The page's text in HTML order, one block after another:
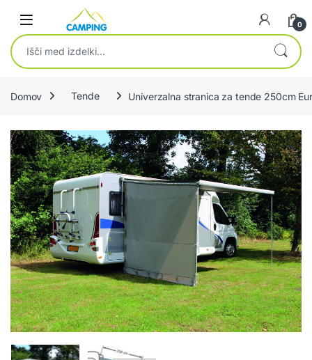
0
Išči:
Domov Tende Univerzalna stranica za tende 250cm
🔍